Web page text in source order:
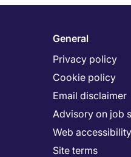
General
Privacy policy
Cookie policy
Email disclaimer
Advisory on job
Web
Site terms